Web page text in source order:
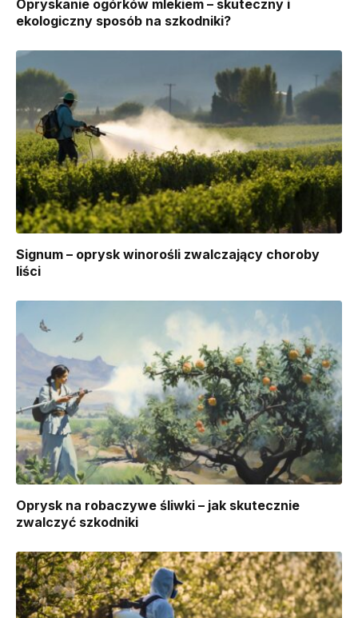
Opryskanie ogórków mlekiem – skuteczny i
ekologiczny sposób na szkodniki?
Signum – oprysk winorośli zwalczający choroby
liści
Oprysk na robaczywe śliwki – jak skutecznie
zwalczyć szkodniki